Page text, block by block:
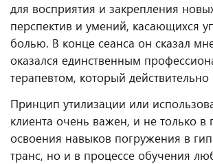
для восприятия и закрепления
перспектив и умений, касающихся
болью. В конце сеанса он сказал
оказался единственным
терапевтом, который
Принцип утилизации или
клиента очень важен, и не только в
освоения навыков погружения в
транс, но и в процессе обучения